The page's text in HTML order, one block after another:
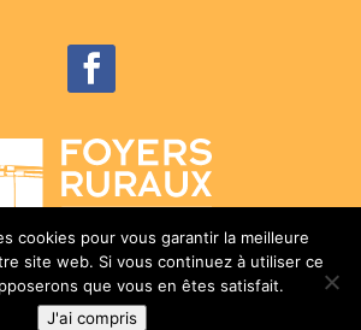
cookies pour vous garantir la meilleure
site web. Si vous continuez à utiliser ce
que vous en êtes satisfait.
J'ai compris